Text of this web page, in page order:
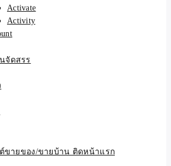
Activate
Activity
จัดสรร
ขายของ/ขายบ้าน ติดหน้าแรก